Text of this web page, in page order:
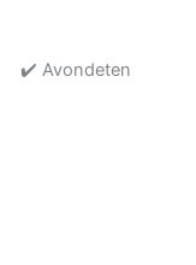
✔️ Avondeten